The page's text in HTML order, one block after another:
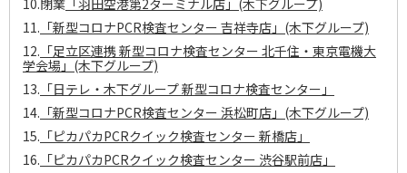
10.閉業 「羽田空港第2ターミナル店」(木下グループ)
11. 「新型コロナPCR検査センター 吉祥寺店」(木下グループ)
12. 「足立区連携 新型コロナ検査センター 北千住・東京電機大
学会場」(木下グループ)
13. 「日テレ・木下グループ 新型コロナ検査センター」
14. 「新型コロナPCR検査センター 浜松町店」(木下グループ)
15. 「ピカパカPCRクイック検査センター 新橋店」
16. 「ピカパカPCRクイック検査センター 渋谷駅前店」